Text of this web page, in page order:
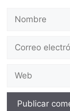
Nombre
Correo
Web